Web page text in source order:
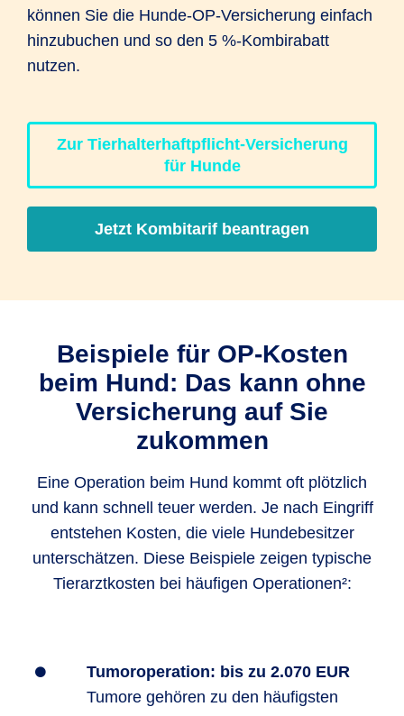
können Sie die Hunde-OP-Versicherung einfach
hinzubuchen und so den 5 %-Kombirabatt
nutzen.
Zur Tierhalterhaftpflicht-Versicherung
für Hunde
Jetzt Kombitarif beantragen
Beispiele für OP-Kosten
beim Hund: Das kann ohne
Versicherung auf Sie
zukommen
Eine Operation beim Hund kommt oft plötzlich
und kann schnell teuer werden. Je nach Eingriff
entstehen Kosten, die viele Hundebesitzer
unterschätzen. Diese Beispiele zeigen typische
Tierarztkosten bei häufigen Operationen²:
Tumoroperation: bis zu 2.070 EUR
Tumore gehören zu den häufigsten